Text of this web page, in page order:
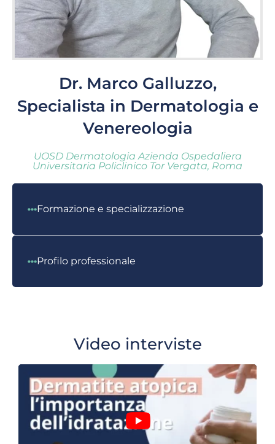
Dr. Marco Galluzzo,
Specialista in Dermatologia e
Venereologia
UOSD Dermatologia Azienda Ospedaliera
Universitaria Policlinico Tor Vergata, Roma
Formazione e specializzazione
Profilo professionale
Video interviste